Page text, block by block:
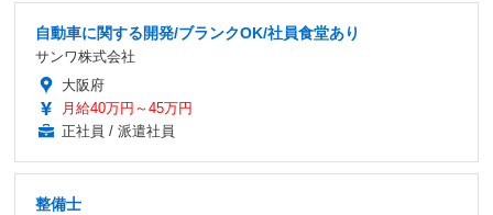
自動車に関する開発/ブランクOK/社員食堂あり
サンワ株式会社
大阪府
月給40万円～45万円
正社員 / 派遣社員
整備士